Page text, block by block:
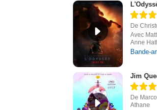
De
Avec
Anne
Bande-
Jim
De
Athane